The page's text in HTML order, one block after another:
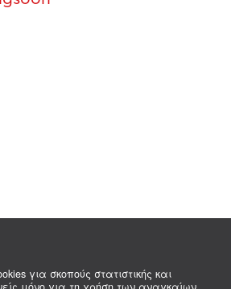
για σκοπούς στατιστικής και